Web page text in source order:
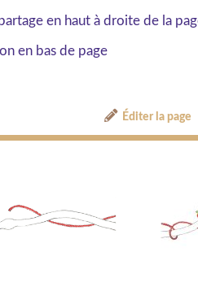
en haut à droite de la
en bas de page
Éditer la page